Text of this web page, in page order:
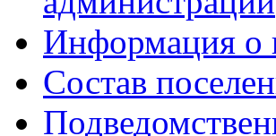
Информация о
Состав